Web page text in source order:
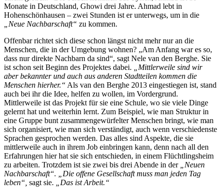
Monate in Deutschland, Ghowi drei Jahre. Ahmad lebt in
Hohenschönhausen – zwei Stunden ist er unterwegs, um in die
„Neue Nachbarschaft“ zu kommen.
Offenbar richtet sich diese schon längst nicht mehr nur an die
Menschen, die in der Umgebung wohnen? „Am Anfang war es so,
dass nur direkte Nachbarn da sind“, sagt Nele van den Berghe. Sie
ist schon seit Beginn des Projektes dabei.
„Mittlerweile sind wir
aber bekannter und auch aus anderen Stadtteilen kommen die
Menschen hierher.“ Als van den Berghe 2013 eingestiegen ist, stand
auch bei ihr die Idee, helfen zu wollen, im Vordergrund.
Mittlerweile ist das Projekt für sie eine Schule, wo sie viele Dinge
gelernt hat und weiterhin lernt. Zum Beispiel, wie man Struktur in
eine Gruppe bunt zusammengewürfelter Menschen bringt, wie man
sich organisiert, wie man sich verständigt, auch wenn verschiedenste
Sprachen gesprochen werden. Das alles sind Aspekte, die sie
mittlerweile auch in ihrem Job einbringen kann, denn nach all den
Erfahrungen hier hat sie sich entschieden, in einem Flüchtlingsheim
zu arbeiten. Trotzdem ist sie zwei bis drei Abende in der
„Neuen
Nachbarschaft“. „Die offene Gesellschaft muss man jeden Tag
leben“, sagt sie. „Das ist Arbeit.“